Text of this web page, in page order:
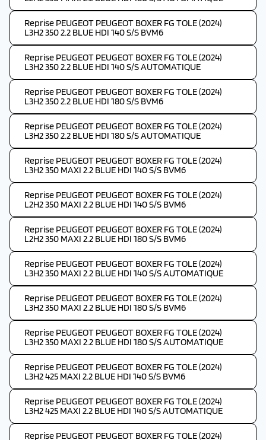
Reprise PEUGEOT PEUGEOT BOXER FG TOLE (2024)
L3H2 350 2.2 BLUE HDI 140 S/S BVM6
Reprise PEUGEOT PEUGEOT BOXER FG TOLE (2024)
L3H2 350 2.2 BLUE HDI 140 S/S AUTOMATIQUE
Reprise PEUGEOT PEUGEOT BOXER FG TOLE (2024)
L3H2 350 2.2 BLUE HDI 180 S/S BVM6
Reprise PEUGEOT PEUGEOT BOXER FG TOLE (2024)
L3H2 350 2.2 BLUE HDI 180 S/S AUTOMATIQUE
Reprise PEUGEOT PEUGEOT BOXER FG TOLE (2024)
L3H2 350 MAXI 2.2 BLUE HDI 140 S/S BVM6
Reprise PEUGEOT PEUGEOT BOXER FG TOLE (2024)
L2H2 350 MAXI 2.2 BLUE HDI 140 S/S BVM6
Reprise PEUGEOT PEUGEOT BOXER FG TOLE (2024)
L2H2 350 MAXI 2.2 BLUE HDI 180 S/S BVM6
Reprise PEUGEOT PEUGEOT BOXER FG TOLE (2024)
L3H2 350 MAXI 2.2 BLUE HDI 140 S/S AUTOMATIQUE
Reprise PEUGEOT PEUGEOT BOXER FG TOLE (2024)
L3H2 350 MAXI 2.2 BLUE HDI 180 S/S BVM6
Reprise PEUGEOT PEUGEOT BOXER FG TOLE (2024)
L3H2 350 MAXI 2.2 BLUE HDI 180 S/S AUTOMATIQUE
Reprise PEUGEOT PEUGEOT BOXER FG TOLE (2024)
L3H2 425 MAXI 2.2 BLUE HDI 140 S/S BVM6
Reprise PEUGEOT PEUGEOT BOXER FG TOLE (2024)
L3H2 425 MAXI 2.2 BLUE HDI 140 S/S AUTOMATIQUE
Reprise PEUGEOT PEUGEOT BOXER FG TOLE (2024)